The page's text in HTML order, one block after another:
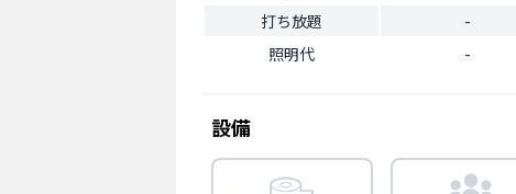
打ち放題
-
照明代
-
設備